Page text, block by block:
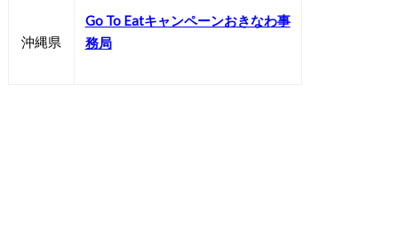
沖縄県
Go To Eatキャンペーンおきなわ事
務局